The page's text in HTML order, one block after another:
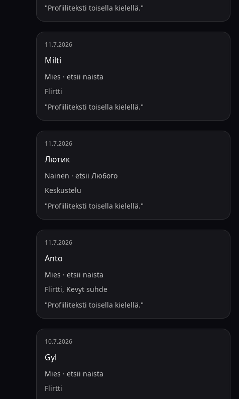
"Profiiliteksti toisella kielellä."
11.7.2026
Milti
Mies · etsii naista
Flirtti
"Profiiliteksti toisella kielellä."
11.7.2026
Лютик
Nainen · etsii Любого
Keskustelu
"Profiiliteksti toisella kielellä."
11.7.2026
Anto
Mies · etsii naista
Flirtti, Kevyt suhde
"Profiiliteksti toisella kielellä."
10.7.2026
Gyl
Mies · etsii naista
Flirtti